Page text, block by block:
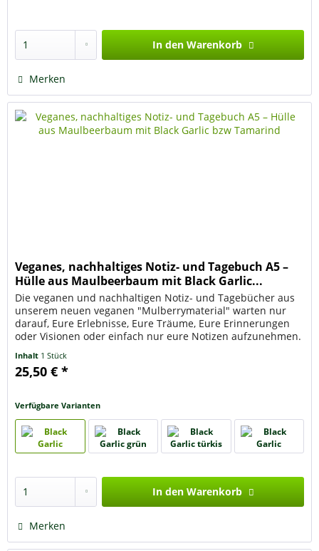
In den Warenkorb
Merken
Veganes, nachhaltiges Notiz- und Tagebuch A5 –
Hülle aus Maulbeerbaum mit Black Garlic...
Die veganen und nachhaltigen Notiz- und Tagebücher aus
unserem neuen veganen "Mulberrymaterial" warten nur
darauf, Eure Erlebnisse, Eure Träume, Eure Erinnerungen
oder Visionen oder einfach nur eure Notizen aufzunehmen.
Inhalt 1 Stück
25,50 € *
Verfügbare Varianten
In den Warenkorb
Merken